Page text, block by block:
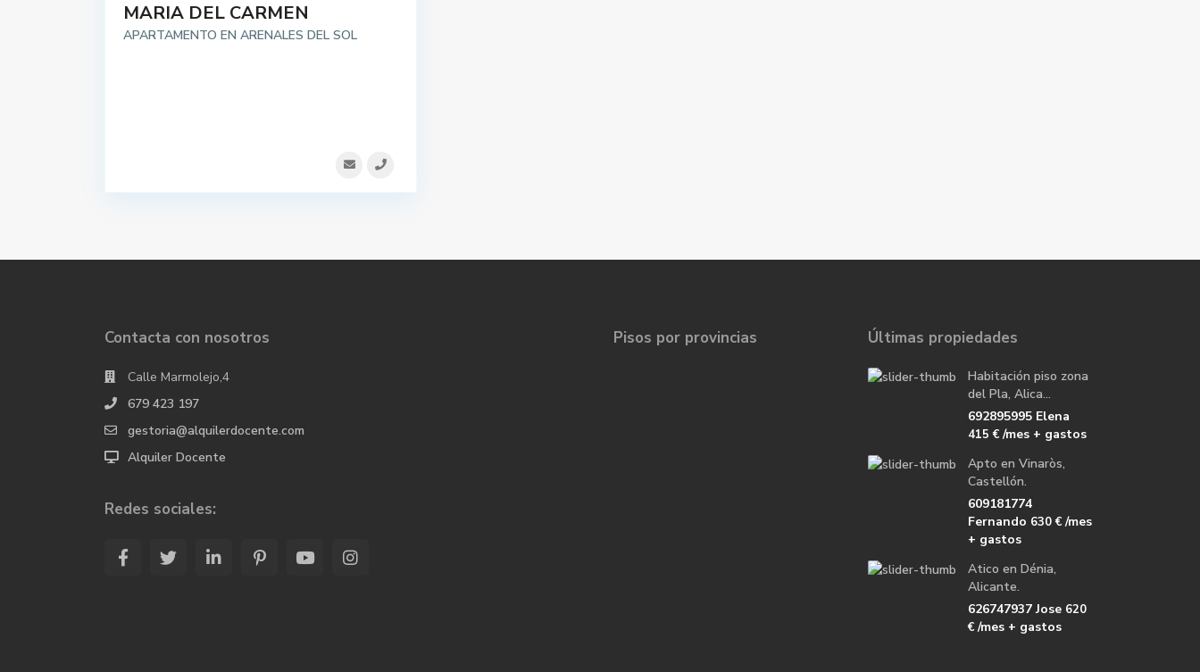
MARIA DEL CARMEN
APARTAMENTO EN ARENALES DEL SOL
Contacta con nosotros
Calle Marmolejo,4
679 423 197
gestoria@alquilerdocente.com
Alquiler Docente
Redes sociales:
Pisos por provincias Últimas propiedades
Habitación piso zona
del Pla, Alica...
692895995 Elena
415 €/mes + gastos
Apto en Vinaròs,
Castellón.
609181774
Fernando 630 €/mes
+ gastos
Atico en Dénia,
Alicante.
626747937 Jose 620
€/mes + gastos